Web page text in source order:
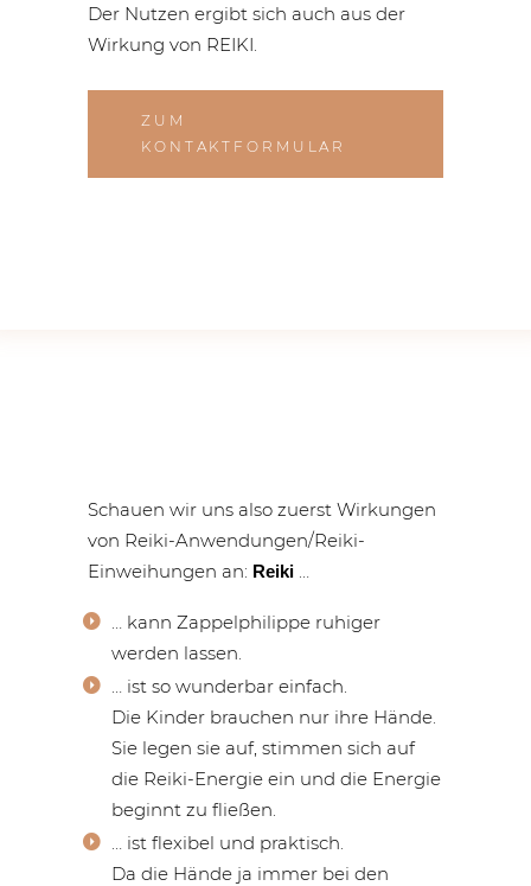
Der Nutzen ergibt sich auch aus der
Wirkung von REIKI.
ZUM
KONTAKTFORMULAR
Schauen wir uns also zuerst Wirkungen
von Reiki-Anwendungen/Reiki-
Einweihungen an: Reiki
… kann Zappelphilippe ruhiger
werden lassen.
… ist so wunderbar einfach.
Die Kinder brauchen nur ihre Hände.
Sie legen sie auf, stimmen sich auf
die Reiki-Energie ein und die Energie
beginnt zu fließen.
… ist flexibel und praktisch.
Da die Hände ja immer bei den